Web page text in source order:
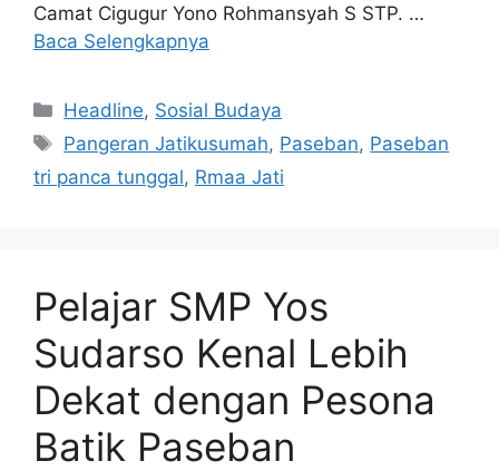
Camat Cigugur Yono Rohmansyah S STP. …
Baca Selengkapnya
Kategori
Headline, Sosial Budaya
Tag
Pangeran Jatikusumah, Paseban, Paseban
tri panca tunggal, Rmaa Jati
Pelajar SMP Yos
Sudarso Kenal Lebih
Dekat dengan Pesona
Batik Paseban